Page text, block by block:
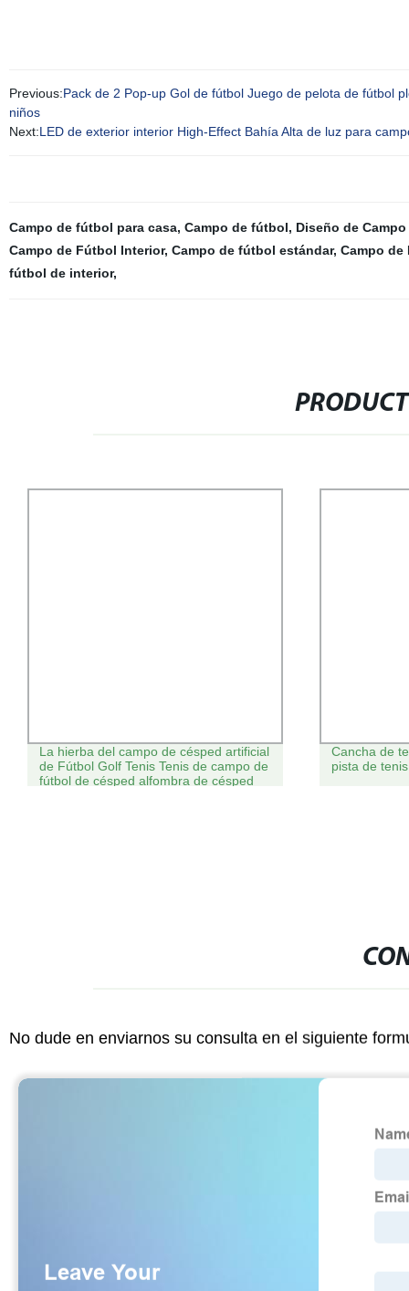
Previous:Pack de 2 Pop-up Gol de fútbol Juego de pelota de fútbol
niños
Next:LED de exterior interior High-Effect Bahía Alta de luz para
Campo de fútbol para casa, Campo de fútbol, Diseño de
Campo de Fútbol Interior, Campo de fútbol estándar, Campo de
fútbol de interior,
Cancha de tenis de pisos de tenis de
pista de tenis de interior Badminton
Design
No dude en enviarnos su consulta en el siguiente